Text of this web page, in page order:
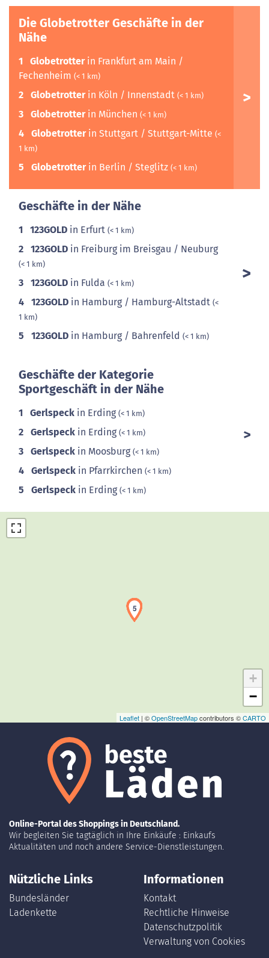
Die Globetrotter Geschäfte in der
Nähe
1 Globetrotterin Frankfurt am Main /
Fechenheim (< 1 km)
2 Globetrotterin Köln / Innenstadt (< 1 km)
3 Globetrotterin München (< 1 km)
4 Globetrotterin Stuttgart / Stuttgart-Mitte (<
1 km)
5 Globetrotterin Berlin / Steglitz (< 1 km)
Geschäfte in der Nähe
1 123GOLD in Erfurt (< 1 km)
2 123GOLD in Freiburg im Breisgau / Neuburg
(< 1 km)
3 123GOLD in Fulda (< 1 km)
4 123GOLD in Hamburg / Hamburg-Altstadt (<
1 km)
5 123GOLD in Hamburg / Bahrenfeld (< 1 km)
Geschäfte der Kategorie
Sportgeschäft in der Nähe
1 Gerlspeck in Erding (< 1 km)
2 Gerlspeck in Erding (< 1 km)
3 Gerlspeck in Moosburg (< 1 km)
4 Gerlspeck in Pfarrkirchen (< 1 km)
5 Gerlspeck in Erding (< 1 km)
Laden der Karte...
1
2
3
4
5
+
−
Leaflet | ©OpenStreetMapcontributors ©CARTO
Online-Portal des Shoppings in Deutschland.
Wir begleiten Sie tagtäglich in Ihre Einkäufe : Einkaufs
Aktualitäten und noch andere Service-Dienstleistungen.
Nützliche Links
Bundesländer
Ladenkette
Informationen
Kontakt
Rechtliche Hinweise
Datenschutzpolitik
Verwaltung von Cookies